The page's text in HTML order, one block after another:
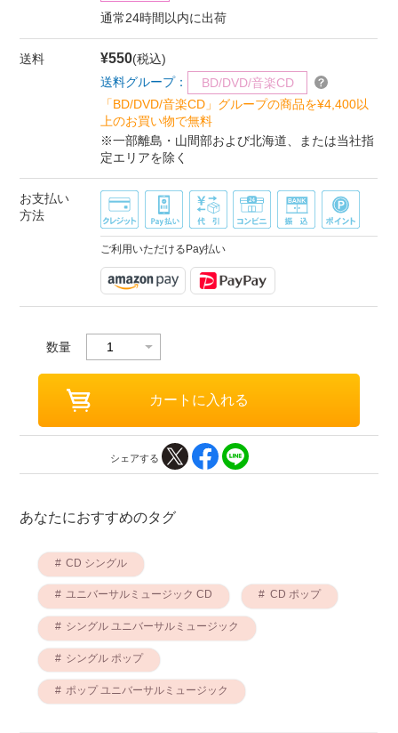
通常24時間以内に出荷
送料 ¥550(税込)
送料グループ：
BD/DVD/音楽CD
「BD/DVD/音楽CD」グループの商品を¥4,400以
上のお買い物で無料
※一部離島・山間部および北海道、または当社指
定エリアを除く
お支払い
方法
ご利用いただけるPay払い
数量
シェアする
あなたにおすすめのタグ
CD シングル
ユニバーサルミュージック CD CD ポップ
シングル ユニバーサルミュージック
シングル ポップ
ポップ ユニバーサルミュージック